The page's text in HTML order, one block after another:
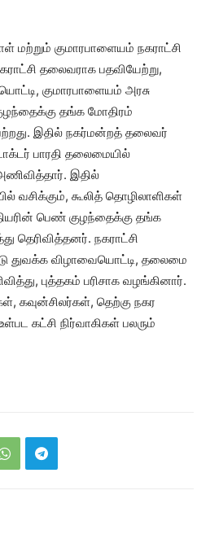
மற்றும் குமாரபாளையம் நகராட்சி
தலைவராக பதவியேற்று,
குமாரபாளையம் அரசு
தங்க மோதிரம்
இதில் நகர்மன்றத் தலைவர்
பாரதி தலைமையில்
இதில்
வசிக்கும், கூலித் தொழிலாளிகள்
பெண் குழந்தைக்கு தங்க
தெரிவித்தனர். நகராட்சி
துவக்க விழாவையொட்டி, தலைமை
புத்தகம் பரிசாக வழங்கினார்.
கவுன்சிலர்கள், தெற்கு நகர
கட்சி நிர்வாகிகள் பலரும்